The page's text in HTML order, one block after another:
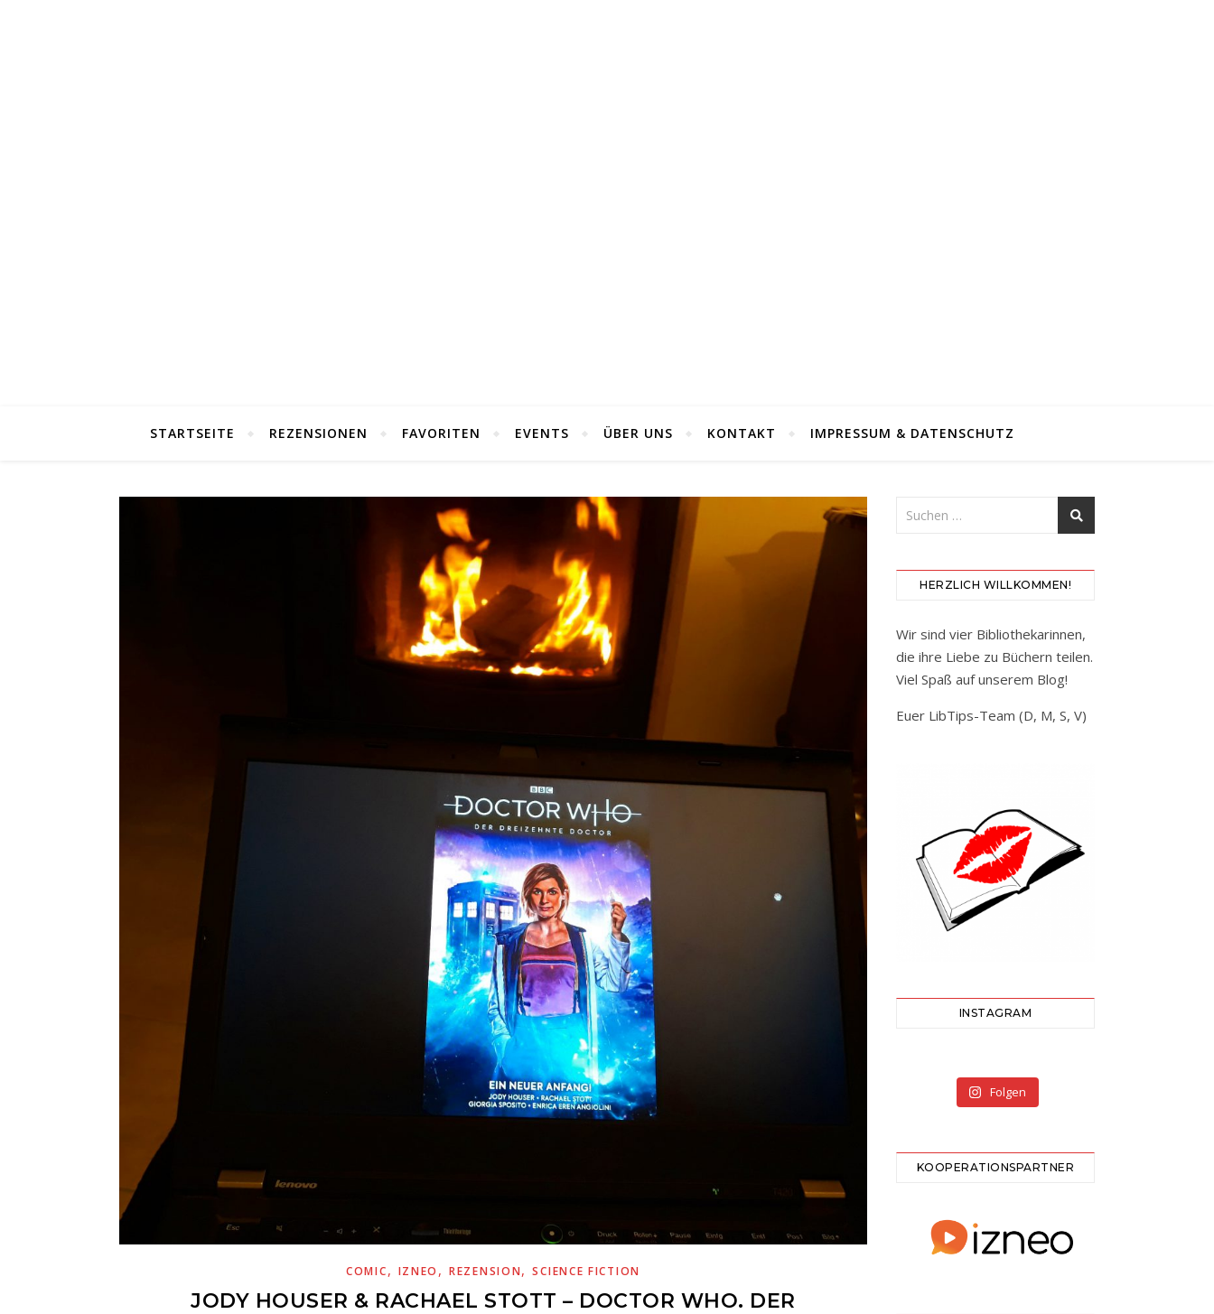
STARTSEITE REZENSIONEN FAVORITEN EVENTS ÜBER UNS KONTAKT IMPRESSUM & DATENSCHUTZ
COMIC, IZNEO ,REZENSION,SCIENCE FICTION
JODY HOUSER & RACHAEL STOTT – DOCTOR WHO. DER
HERZLICH WILLKOMMEN!
Wir sind vier Bibliothekarinnen,
die ihre Liebe zu Büchern teilen.
Viel Spaß auf unserem Blog!
Euer LibTips-Team (D, M, S, V)
INSTAGRAM
Folgen
KOOPERATIONSPARTNER